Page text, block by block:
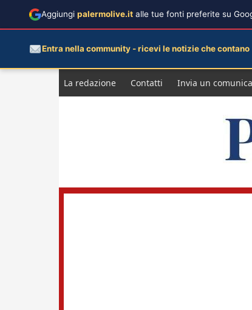
La redazione Contatti Invia un
Aggiungi palermolive.it alle tue fonti preferite su
Entra nella community - ricevi le notizie che contano